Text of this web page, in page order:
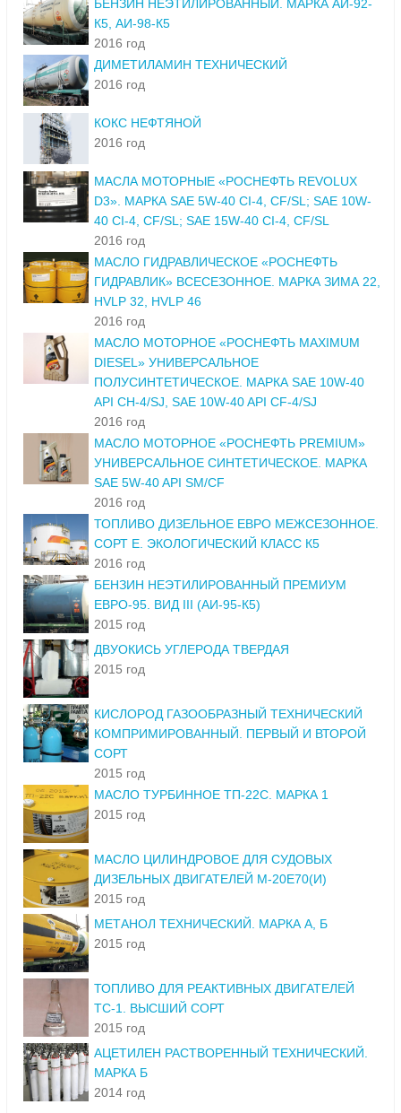
БЕНЗИН НЕЭТИЛИРОВАННЫЙ. МАРКА АИ-92-
К5, АИ-98-К5
2016 год
ДИМЕТИЛАМИН ТЕХНИЧЕСКИЙ
2016 год
КОКС НЕФТЯНОЙ
2016 год
МАСЛА МОТОРНЫЕ «РОСНЕФТЬ REVOLUX
D3». МАРКА SAE 5W-40 CI-4, CF/SL; SAE 10W-
40 CI-4, CF/SL; SAE 15W-40 CI-4, CF/SL
2016 год
МАСЛО ГИДРАВЛИЧЕСКОЕ «РОСНЕФТЬ
ГИДРАВЛИК» ВСЕСЕЗОННОЕ. МАРКА ЗИМА 22,
HVLP 32, HVLP 46
2016 год
МАСЛО МОТОРНОЕ «РОСНЕФТЬ MAXIMUM
DIESEL» УНИВЕРСАЛЬНОЕ
ПОЛУСИНТЕТИЧЕСКОЕ. МАРКА SAE 10W-40
API CH-4/SJ, SAE 10W-40 API CF-4/SJ
2016 год
МАСЛО МОТОРНОЕ «РОСНЕФТЬ PREMIUM»
УНИВЕРСАЛЬНОЕ СИНТЕТИЧЕСКОЕ. МАРКА
SAE 5W-40 API SM/CF
2016 год
ТОПЛИВО ДИЗЕЛЬНОЕ ЕВРО МЕЖСЕЗОННОЕ.
СОРТ Е. ЭКОЛОГИЧЕСКИЙ КЛАСС К5
2016 год
БЕНЗИН НЕЭТИЛИРОВАННЫЙ ПРЕМИУМ
ЕВРО-95. ВИД III (АИ-95-К5)
2015 год
ДВУОКИСЬ УГЛЕРОДА ТВЕРДАЯ
2015 год
КИСЛОРОД ГАЗООБРАЗНЫЙ ТЕХНИЧЕСКИЙ
КОМПРИМИРОВАННЫЙ. ПЕРВЫЙ И ВТОРОЙ
СОРТ
2015 год
МАСЛО ТУРБИННОЕ ТП-22С. МАРКА 1
2015 год
МАСЛО ЦИЛИНДРОВОЕ ДЛЯ СУДОВЫХ
ДИЗЕЛЬНЫХ ДВИГАТЕЛЕЙ М-20Е70(И)
2015 год
МЕТАНОЛ ТЕХНИЧЕСКИЙ. МАРКА А, Б
2015 год
ТОПЛИВО ДЛЯ РЕАКТИВНЫХ ДВИГАТЕЛЕЙ
ТС-1. ВЫСШИЙ СОРТ
2015 год
АЦЕТИЛЕН РАСТВОРЕННЫЙ ТЕХНИЧЕСКИЙ.
МАРКА Б
2014 год